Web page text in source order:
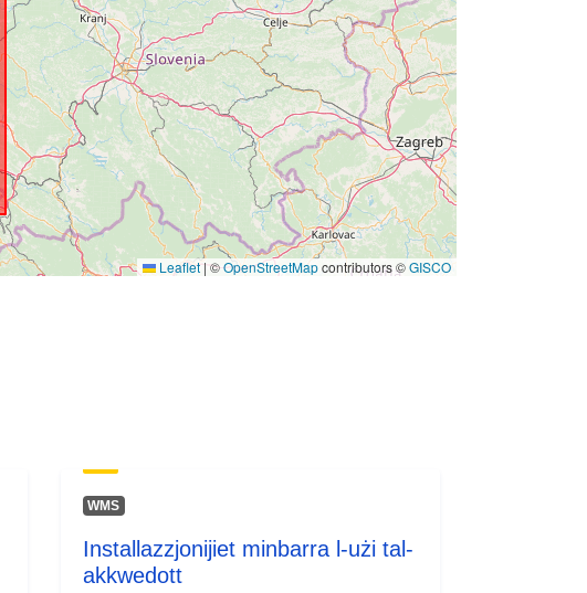
Leaflet|©OpenStreetMapcontributors ©GISCO
WMS
Installazzjonijiet minbarra l-użi tal-
akkwedott